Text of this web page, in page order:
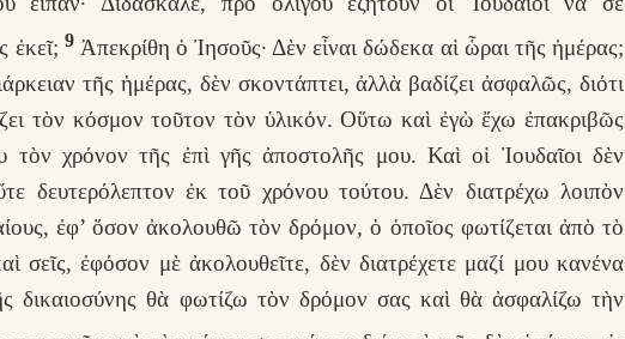
ἐκεῖ; 9Ἀπεκρίθη ὁ Ἰησοῦς· Δὲν εἶναι δώδεκα αἱ ὧραι τῆς ἡμέρας;
τῆς ἡμέρας, δὲν σκοντάπτει, ἀλλὰ βαδίζει ἀσφαλῶς, διότι
τὸν κόσμον τοῦτον τὸν ὑλικόν. Οὕτω καὶ ἐγὼ ἔχω ἐπακριβῶς
χρόνον τῆς ἐπὶ γῆς ἀποστολῆς μου. Καὶ οἱ Ἰουδαῖοι δὲν
δευτερόλεπτον ἐκ τοῦ χρόνου τούτου. Δὲν διατρέχω λοιπὸν
ἐφ’ ὅσον ἀκολουθῶ τὸν δρόμον, ὁ ὁποῖος φωτίζεται ἀπὸ τὸ
σεῖς, ἐφόσον μὲ ἀκολουθεῖτε, δὲν διατρέχετε μαζί μου κανένα
δικαιοσύνης θὰ φωτίζω τὸν δρόμον σας καὶ θὰ ἀσφαλίζω τὴν